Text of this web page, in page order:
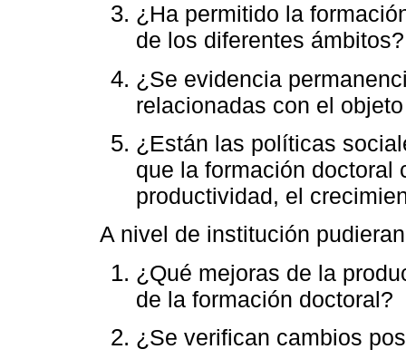
¿Ha permitido la
de los diferentes ámbitos?
¿Se evidencia
relacionadas con el
¿Están las políticas
que la formación doctoral
productividad, el
A nivel de institución
¿Qué mejoras de la
de la formación doctoral?
¿Se verifican cambios